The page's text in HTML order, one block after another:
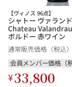
【ヴィノス 96点】
シャトー ヴァラン
Chateau
ボルドー 赤ワイン
通常販売価格（税込）
会員メンバー価格（税
¥33,800